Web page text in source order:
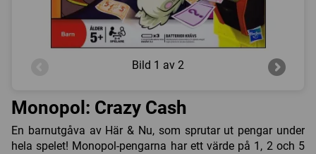
Bild 1 av 2
Monopol: Crazy Cash
En barnutgåva av Här & Nu, som sprutar ut pengar under
hela spelet! Monopol-pengarna har ett värde på 1, 2 och 5